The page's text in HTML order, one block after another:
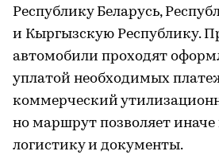
Республику Беларусь,
и Кыргызскую Республику.
автомобили проходят
уплатой необходимых
коммерческий
но маршрут позволяет
логистику и документы.